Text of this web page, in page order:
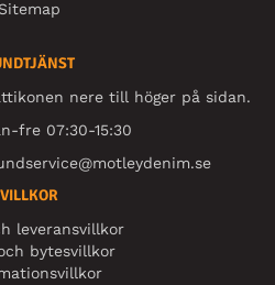
Sitemap
nere till höger på sidan.
fre 07:30-15:30
VILLKOR
leveransvillkor
bytesvillkor